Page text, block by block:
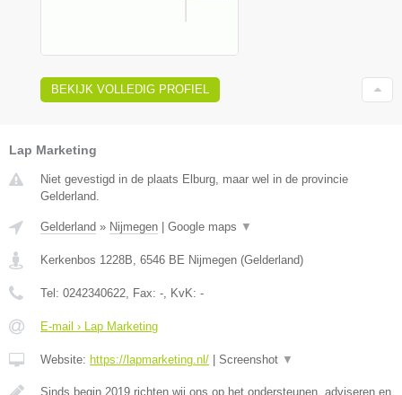
BEKIJK VOLLEDIG PROFIEL
Lap Marketing
Niet gevestigd in de plaats Elburg, maar wel in de provincie
Gelderland.
Gelderland » Nijmegen | Google maps ▼
Kerkenbos 1228B 6546 BE Nijmegen (Gelderland)
Tel: 0242340622 , Fax: - , KvK: -
E-mail › Lap Marketing
Website: https://lapmarketing.nl/ | Screenshot ▼
Sinds begin 2019 richten wij ons op het ondersteunen, adviseren en